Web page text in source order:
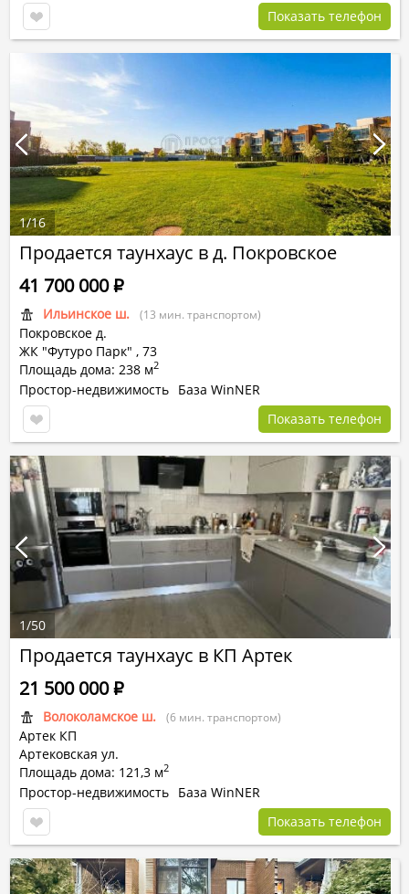
Показать телефон
Продается таунхаус в д. Покровское
Ильинское ш. (13 мин. транспортом)
Покровское д.
ЖК "Футуро Парк" , 73
Площадь дома: 238 м2
41 700 000Р
Простор-недвижимость База WinNER
Показать телефон
1/16
Продается таунхаус в КП Артек
Волоколамское ш. (6 мин. транспортом)
Артек КП
Артековская ул.
Площадь дома: 121,3 м2
21 500 000Р
Простор-недвижимость База WinNER
Показать телефон
1/50